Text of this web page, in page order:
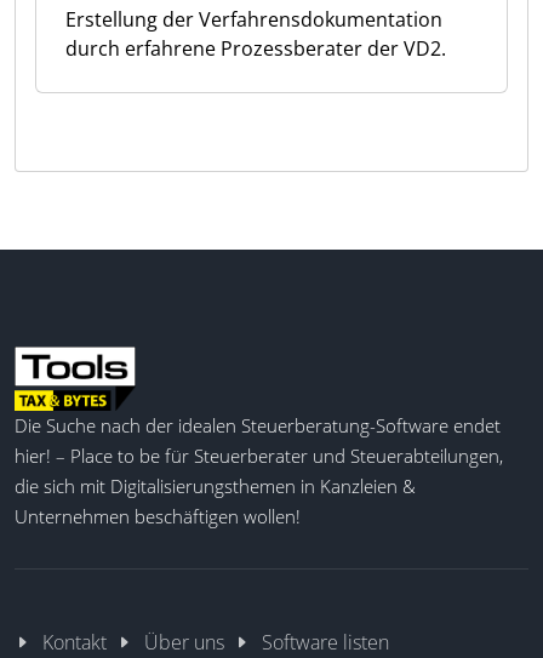
Erstellung der Verfahrensdokumentation
durch erfahrene Prozessberater der VD2.
Die Suche nach der idealen Steuerberatung-Software endet
hier! – Place to be für Steuerberater und Steuerabteilungen,
die sich mit Digitalisierungsthemen in Kanzleien &
Unternehmen beschäftigen wollen!
Kontakt Über uns Software listen